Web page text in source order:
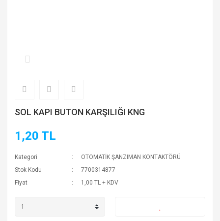
SOL KAPI BUTON KARŞILIĞI KNG
1,20 TL
Kategori
OTOMATİK ŞANZIMAN KONTAKTÖRÜ
Stok Kodu
7700314877
Fiyat
1,00 TL + KDV